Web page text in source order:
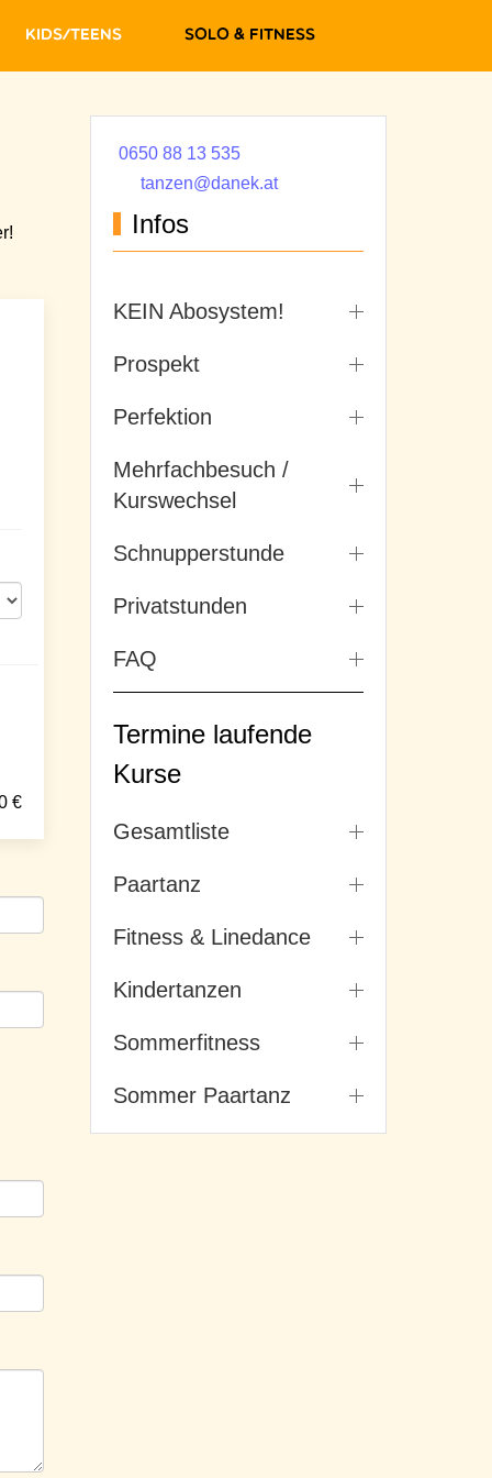
Kids/Teens Solo & Fitness
€
0650 88 13 535
tanzen@danek.at
Infos
KEIN Abosystem!
Prospekt
Perfektion
Mehrfachbesuch /
Kurswechsel
Schnupperstunde
Privatstunden
FAQ
Termine laufende
Kurse
Gesamtliste
Paartanz
Fitness & Linedance
Kindertanzen
Sommerfitness
Sommer Paartanz